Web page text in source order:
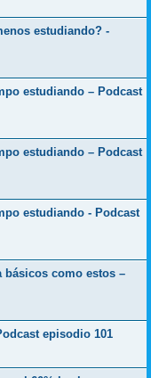
estudiando? -
estudiando – Podcast
estudiando – Podcast
estudiando - Podcast
como estos –
episodio 101